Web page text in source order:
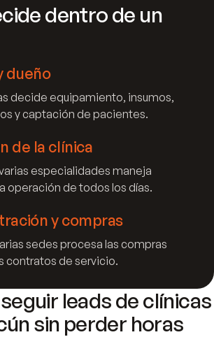
dentro de un
dueño
decide equipamiento, insumos,
y captación de pacientes.
de la clínica
especialidades maneja
operación de todos los días.
y compras
sedes procesa las compras
contratos de servicio.
leads de clínicas
sin perder horas